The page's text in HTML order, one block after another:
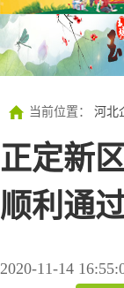
当前位置： 河北
正定新
顺利通
2020-11-14